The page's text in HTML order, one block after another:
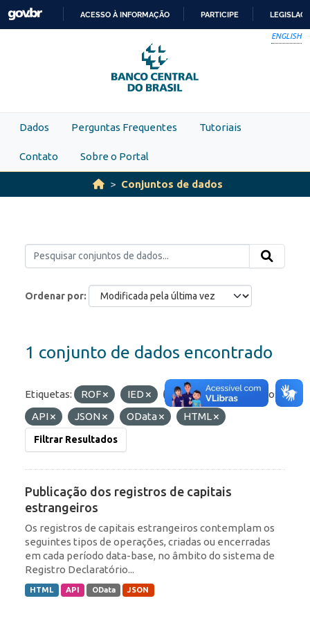
Skip to main content
PARA
O
CONTEÚDO
ACESSO À INFORMAÇÃO PARTICIPE
ENGLISH
Dados Perguntas Frequentes Tutoriais
Contato Sobre o Portal
Conjuntos de dados
Ordenar por
1 conjunto de dados encontrado
Etiquetas: ROF IED Portfólio
Formatos:
API
JSON OData HTML
Filtrar Resultados
Publicação dos registros de capitais
estrangeiros
Os registros de capitais estrangeiros contemplam os
seguintes tipos de operações, criadas ou encerradas
em cada período data-base, no âmbito do sistema de
Registro Declaratório...
HTML API OData JSON